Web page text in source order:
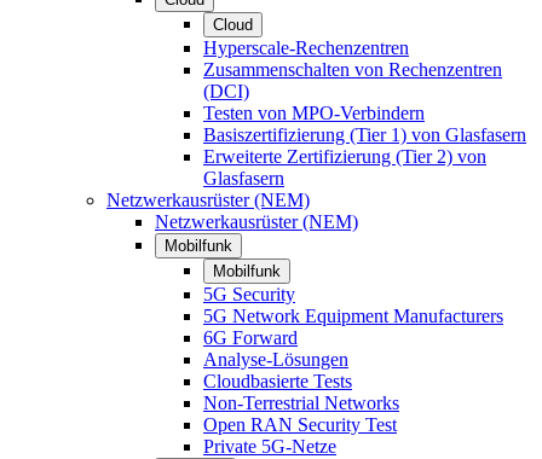
Cloud
Hyperscale-Rechenzentren
Zusammenschalten von Rechenzentren
(DCI)
Testen von MPO-Verbindern
Basiszertifizierung (Tier 1) von Glasfasern
Erweiterte Zertifizierung (Tier 2) von
Glasfasern
Netzwerkausrüster (NEM)
Netzwerkausrüster (NEM)
Mobilfunk
Mobilfunk
5G Security
5G Network Equipment Manufacturers
6G Forward
Analyse-Lösungen
Cloudbasierte Tests
Non-Terrestrial Networks
Open RAN Security Test
Private 5G-Netze